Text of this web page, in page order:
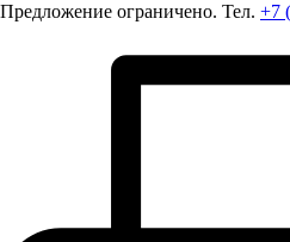
Предложение ограничено. Тел. +7